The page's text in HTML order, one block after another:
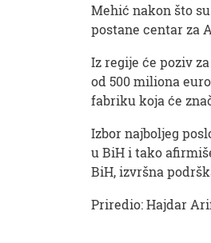
Mehić nakon što
postane centar za
Iz regije će poziv
od 500 miliona
fabriku koja će
Izbor najboljeg
u BiH i tako
BiH, izvršna
Priredio: Hajdar